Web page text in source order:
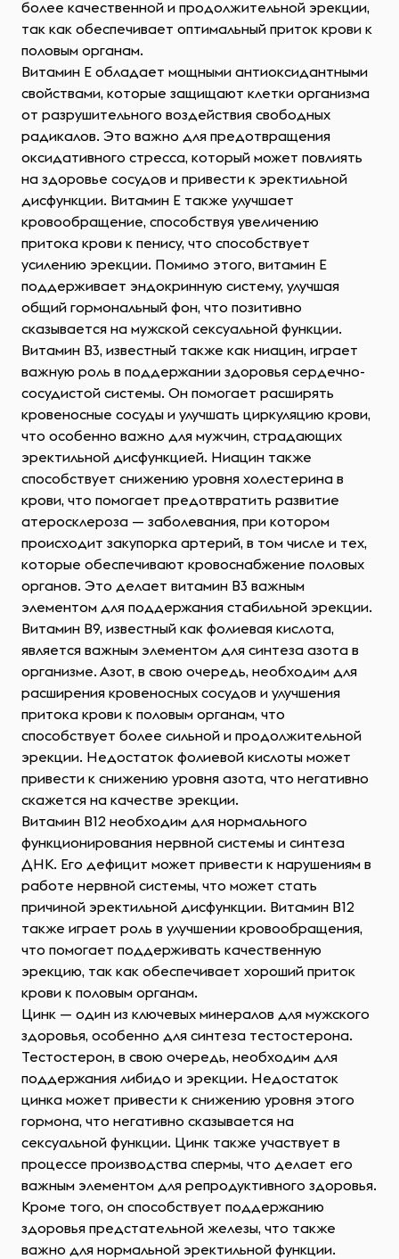
более качественной и продолжительной эрекции,
так как обеспечивает оптимальный приток крови к
половым органам.
Витамин E обладает мощными антиоксидантными
свойствами, которые защищают клетки организма
от разрушительного воздействия свободных
радикалов. Это важно для предотвращения
оксидативного стресса, который может повлиять
на здоровье сосудов и привести к эректильной
дисфункции. Витамин E также улучшает
кровообращение, способствуя увеличению
притока крови к пенису, что способствует
усилению эрекции. Помимо этого, витамин E
поддерживает эндокринную систему, улучшая
общий гормональный фон, что позитивно
сказывается на мужской сексуальной функции.
Витамин B3, известный также как ниацин, играет
важную роль в поддержании здоровья сердечно-
сосудистой системы. Он помогает расширять
кровеносные сосуды и улучшать циркуляцию крови,
что особенно важно для мужчин, страдающих
эректильной дисфункцией. Ниацин также
способствует снижению уровня холестерина в
крови, что помогает предотвратить развитие
атеросклероза — заболевания, при котором
происходит закупорка артерий, в том числе и тех,
которые обеспечивают кровоснабжение половых
органов. Это делает витамин B3 важным
элементом для поддержания стабильной эрекции.
Витамин B9, известный как фолиевая кислота,
является важным элементом для синтеза азота в
организме. Азот, в свою очередь, необходим для
расширения кровеносных сосудов и улучшения
притока крови к половым органам, что
способствует более сильной и продолжительной
эрекции. Недостаток фолиевой кислоты может
привести к снижению уровня азота, что негативно
скажется на качестве эрекции.
Витамин B12 необходим для нормального
функционирования нервной системы и синтеза
ДНК. Его дефицит может привести к нарушениям в
работе нервной системы, что может стать
причиной эректильной дисфункции. Витамин B12
также играет роль в улучшении кровообращения,
что помогает поддерживать качественную
эрекцию, так как обеспечивает хороший приток
крови к половым органам.
Цинк — один из ключевых минералов для мужского
здоровья, особенно для синтеза тестостерона.
Тестостерон, в свою очередь, необходим для
поддержания либидо и эрекции. Недостаток
цинка может привести к снижению уровня этого
гормона, что негативно сказывается на
сексуальной функции. Цинк также участвует в
процессе производства спермы, что делает его
важным элементом для репродуктивного здоровья.
Кроме того, он способствует поддержанию
здоровья предстательной железы, что также
важно для нормальной эректильной функции.